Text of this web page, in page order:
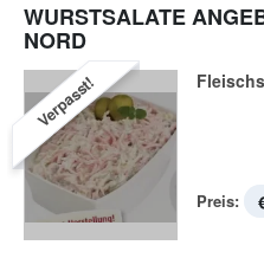
WURSTSALATE
NORD
Verpasst!
Preis: